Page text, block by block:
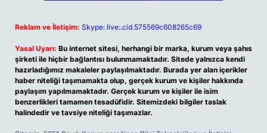
Reklam ve İletişim: Skype: live:.cid.575569c608265c69
Yasal Uyarı: Bu internet sitesi, herhangi bir marka, kurum veya şahıs
şirketi ile hiçbir bağlantısı bulunmamaktadır. Sitede yalnızca kendi
hazırladığımız makaleler paylaşılmaktadır. Burada yer alan içerikler
haber niteliği taşımamakta olup, gerçek kurum ve kişiler hakkında
paylaşım yapılmamaktadır. Gerçek kurum ve kişiler ile isim
benzerlikleri tamamen tesadüfidir. Sitemizdeki bilgiler taslak
halindedir ve tavsiye niteliği taşımazlar.